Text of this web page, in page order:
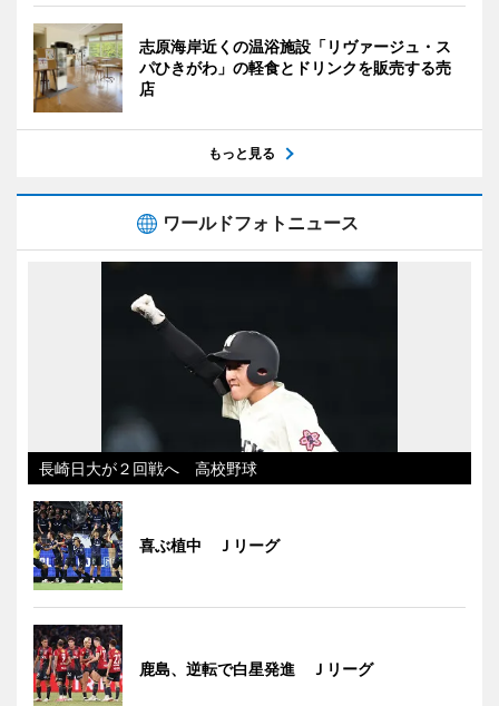
志原海岸近くの温浴施設「リヴァージュ・ス
パひきがわ」の軽食とドリンクを販売する売
店
もっと見る
ワールドフォトニュース
長崎日大が２回戦へ 高校野球
喜ぶ植中 Ｊリーグ
鹿島、逆転で白星発進 Ｊリーグ